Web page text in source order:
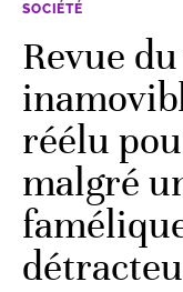
SOCIÉTÉ
Revue
réélu
malgré